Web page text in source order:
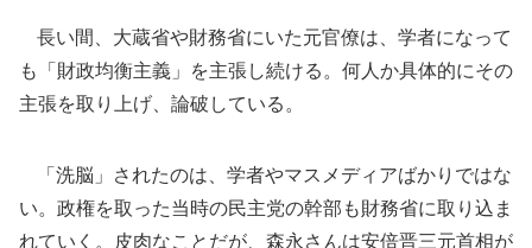
長い間、大蔵省や財務省にいた元官僚は、学者になって
も「財政均衡主義」を主張し続ける。何人か具体的にその
主張を取り上げ、論破している。
「洗脳」されたのは、学者やマスメディアばかりではな
い。政権を取った当時の民主党の幹部も財務省に取り込ま
れていく。皮肉なことだが、森永さんは安倍晋三元首相が